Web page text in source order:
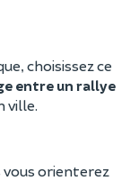
choisissez ce
entre un rallye
ville.
vous orienterez